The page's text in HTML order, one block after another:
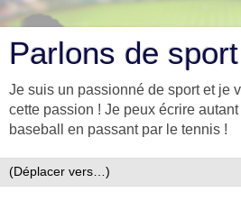
Parlons de
Je suis un passionné de sport et je
cette passion ! Je peux écrire
baseball en passant par le tennis !